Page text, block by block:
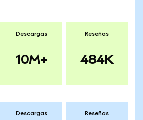
Descargas
10M+
Reseñas
484K
Descargas Reseñas